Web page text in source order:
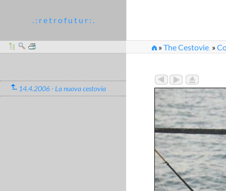
. : r e t r o f u t u r : .
»The Cestovie »
14.4.2006 - La nuova cestovia